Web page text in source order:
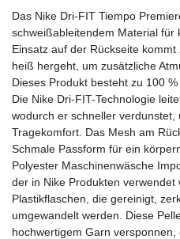
Das Nike Dri-FIT Tiempo
schweißableitendem Material für
Einsatz auf der Rückseite
heiß hergeht, um zusätzliche
Dieses Produkt besteht zu 100
Die Nike Dri-FIT-Technologie
wodurch er schneller
Tragekomfort. Das Mesh am
Schmale Passform für ein
Polyester Maschinenwäsche
der in Nike Produkten
Plastikflaschen, die gereinigt,
umgewandelt werden. Diese
hochwertigem Garn